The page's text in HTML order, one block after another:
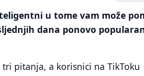
u tome vam može
dana ponovo
pitanja, a korisnici na TikToku